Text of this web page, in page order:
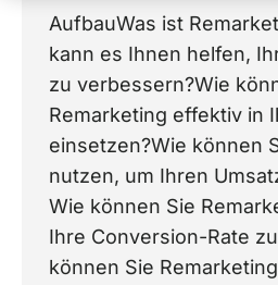
AufbauWas ist
kann es Ihnen helfen,
zu verbessern?Wie
Remarketing effektiv in
einsetzen?Wie können
nutzen, um Ihren
Wie können Sie
Ihre Conversion-Rate
können Sie